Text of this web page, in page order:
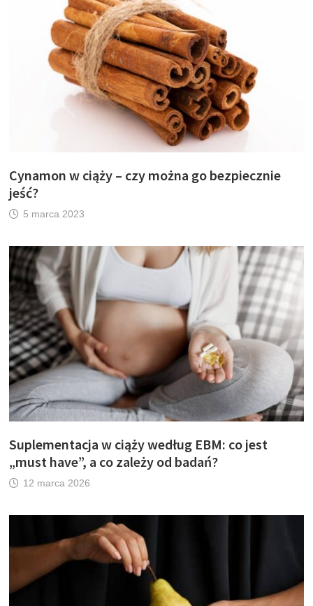
Cynamon w ciąży – czy można go bezpiecznie
jeść?
5 marca 2023
Suplementacja w ciąży według EBM: co jest
„must have”, a co zależy od badań?
12 marca 2026